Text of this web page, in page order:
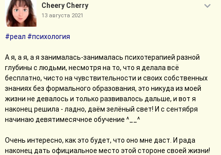
разный. Снова и снова переосмысливаю, что именно и как я
делаю.
Иногда мне кажется, что ничего у меня не получится, а иногда -
просто фантастика, как идёт.
поражает эффект, что если провёл сессию честно с собой,
нигде не наступал на горло своей песне, то после неё не
устаёшь, а наоборот, энергия шпарит, хочется скакать по всей
комнате.
Если кому интересно, я завела инстаграм @anastasia.sejchas
где под настроение выкладываю что-то
околопсихологическое. Сегодня написала
Свернуть сообщение
Cheery Cherry
13 августа 2021
#реал #психология
А я, а я, а я занималась-занималась психотерапией разной
глубины с людьми, несмотря на то, что я делала всё
бесплатно, чисто на чувствительности и своих собственных
знаниях без формального образования, это никуда из моей
жизни не девалось и только развивалось дальше, и вот я
наконец решила - ладно, даём зелёный свет! И с сентября
начинаю девятимесячное обучение ^__^
Очень интересно, как это будет, что оно мне даст. И рада
наконец дать официальное место этой стороне своей жизни!